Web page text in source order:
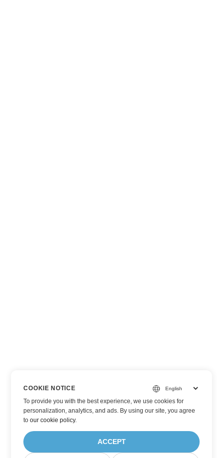
COOKIE NOTICE
To provide you with the best experience, we use cookies for
personalization, analytics, and ads. By using our site, you agree
toour cookie policy.
ACCEPT